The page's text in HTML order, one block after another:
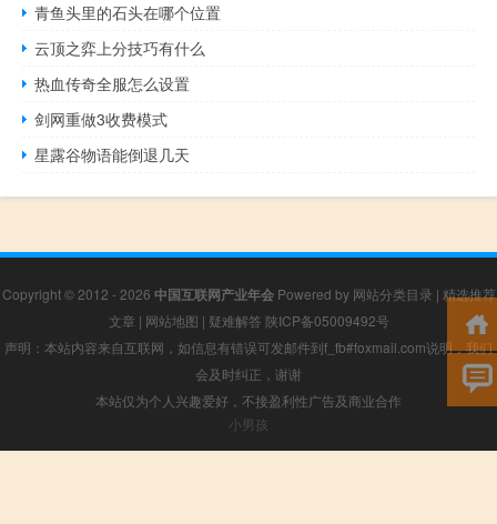
青鱼头里的石头在哪个位置
云顶之弈上分技巧有什么
热血传奇全服怎么设置
剑网重做3收费模式
星露谷物语能倒退几天
Copyright © 2012 - 2026 中国互联网产业年会Powered by 网站分类目录 | 精选推荐
文章 | 网站地图 | 疑难解答 陕ICP备05009492号
声明：本站内容来自互联网，如信息有错误可发邮件到f_fb#foxmail.com说明，我们
会及时纠正，谢谢
本站仅为个人兴趣爱好，不接盈利性广告及商业合作
小男孩